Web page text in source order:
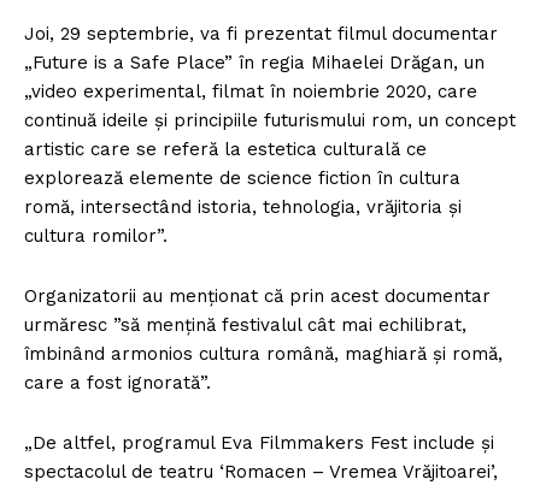
Joi, 29 septembrie, va fi prezentat filmul documentar
„Future is a Safe Place” în regia Mihaelei Drăgan, un
„video experimental, filmat în noiembrie 2020, care
continuă ideile şi principiile futurismului rom, un concept
artistic care se referă la estetica culturală ce
explorează elemente de science fiction în cultura
romă, intersectând istoria, tehnologia, vrăjitoria şi
cultura romilor”.
Organizatorii au menţionat că prin acest documentar
urmăresc ”să menţină festivalul cât mai echilibrat,
îmbinând armonios cultura română, maghiară şi romă,
care a fost ignorată”.
„De altfel, programul Eva Filmmakers Fest include şi
spectacolul de teatru ‘Romacen – Vremea Vrăjitoarei’,